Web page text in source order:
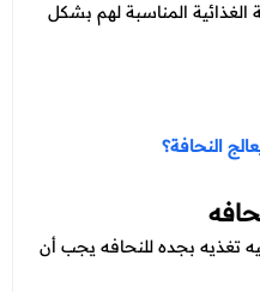
المناسبة لهم بشكل
النحافة؟
تغذيه بجده للنحافه يجب أن